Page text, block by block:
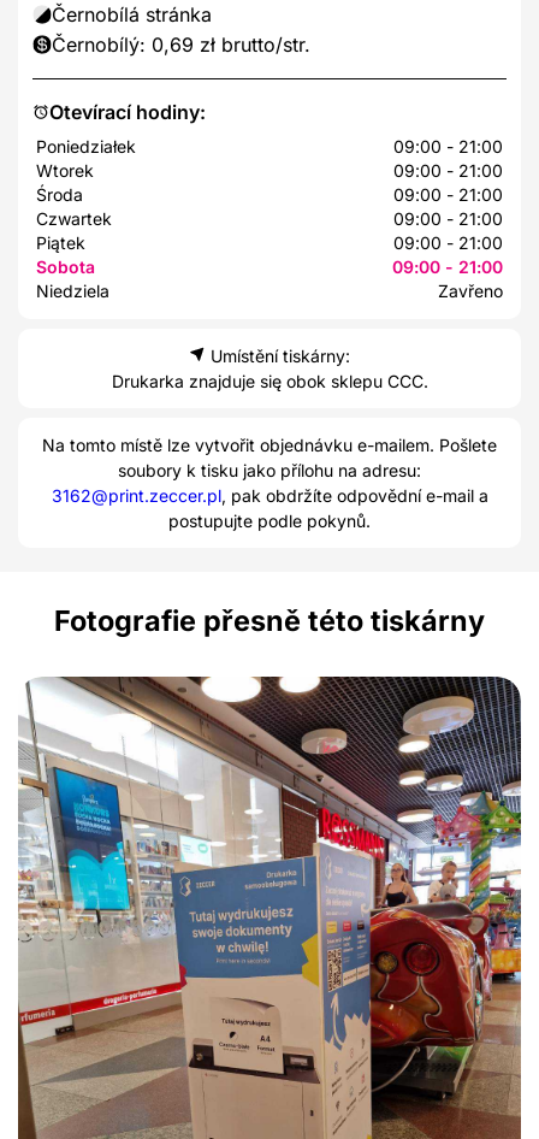
Otevírací hodiny:
Poniedziałek
09:00 - 21:00
Wtorek
09:00 - 21:00
Środa
09:00 - 21:00
Czwartek
09:00 - 21:00
Piątek
09:00 - 21:00
Sobota
09:00 - 21:00
Niedziela
Zavřeno
Černobílá stránka
Černobílý: 0,69 zł brutto/str.
Umístění tiskárny:
Drukarka znajduje się obok sklepu CCC.
Na tomto místě lze vytvořit objednávku e-mailem. Pošlete
soubory k tisku jako přílohu na adresu:
3162@print.zeccer.pl, pak obdržíte odpovědní e-mail a
postupujte podle pokynů.
Fotografie přesně této tiskárny